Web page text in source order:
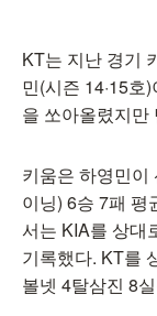
KT는 지난 경기
민(시즌 14·15호
을 쏘아올렸지만
키움은 하영민이
이닝) 6승 7패 평
서는 KIA를 상대
기록했다. KT를
볼넷 4탈삼진 8